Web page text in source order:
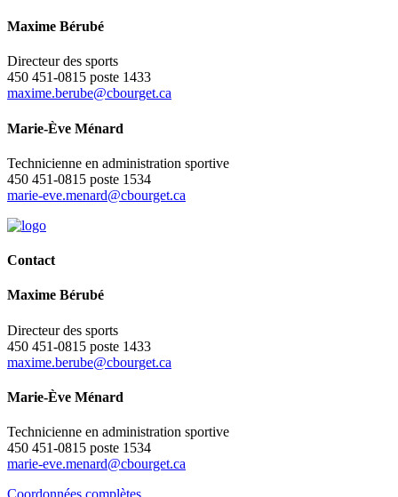
Maxime Bérubé
Directeur des sports
450 451-0815 poste 1433
maxime.berube@cbourget.ca
Marie-Ève Ménard
Technicienne en administration sportive
450 451-0815 poste 1534
marie-eve.menard@cbourget.ca
Contact
Maxime Bérubé
Directeur des sports
450 451-0815 poste 1433
maxime.berube@cbourget.ca
Marie-Ève Ménard
Technicienne en administration sportive
450 451-0815 poste 1534
marie-eve.menard@cbourget.ca